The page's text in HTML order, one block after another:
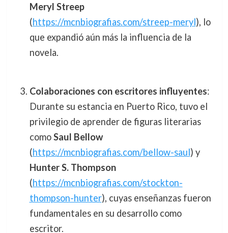
Meryl Streep
(https://mcnbiografias.com/streep-meryl), lo
que expandió aún más la influencia de la
novela.
Colaboraciones con escritores influyentes:
Durante su estancia en Puerto Rico, tuvo el
privilegio de aprender de figuras literarias
comoSaul Bellow
(https://mcnbiografias.com/bellow-saul) y
Hunter S. Thompson
(https://mcnbiografias.com/stockton-
thompson-hunter), cuyas enseñanzas fueron
fundamentales en su desarrollo como
escritor.